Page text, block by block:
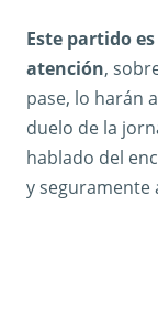
Este partido
atención,
pase, lo harán
duelo de la
hablado del
y seguramente